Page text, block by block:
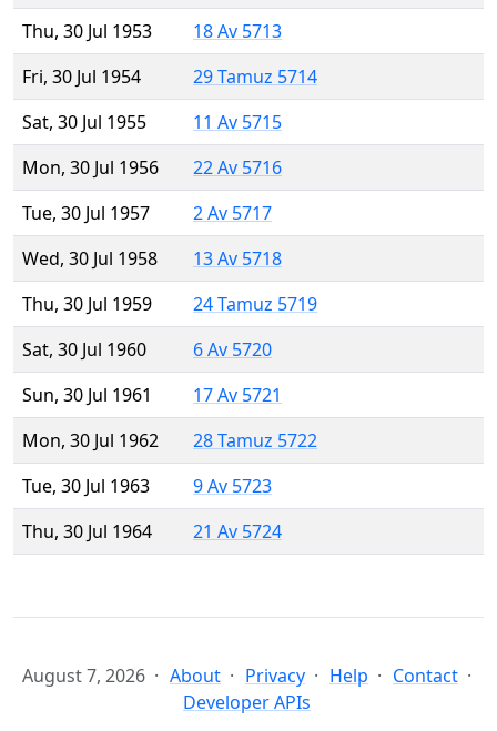
Thu, 30 Jul 1953
18 Av 5713
Fri, 30 Jul 1954
29 Tamuz 5714
Sat, 30 Jul 1955
11 Av 5715
Mon, 30 Jul 1956
22 Av 5716
Tue, 30 Jul 1957
2 Av 5717
Wed, 30 Jul 1958
13 Av 5718
Thu, 30 Jul 1959
24 Tamuz 5719
Sat, 30 Jul 1960
6 Av 5720
Sun, 30 Jul 1961
17 Av 5721
Mon, 30 Jul 1962
28 Tamuz 5722
Tue, 30 Jul 1963
9 Av 5723
Thu, 30 Jul 1964
21 Av 5724
August 7, 2026 About Privacy Help
Contact
Developer APIs